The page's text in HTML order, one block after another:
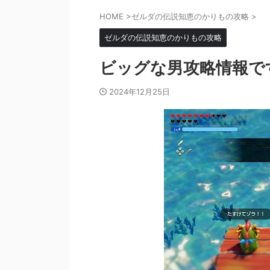
HOME >ゼルダの伝説知恵のかりもの攻略 >
ゼルダの伝説知恵のかりもの攻略
ビッグな男攻略情報で
2024年12月25日